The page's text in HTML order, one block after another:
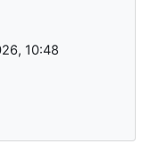
10:48